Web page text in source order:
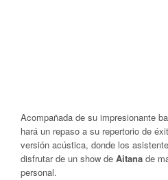
Acompañada de su impresionante
hará un repaso a su repertorio de
versión acústica, donde los
disfrutar de un show de Aitana de
personal.